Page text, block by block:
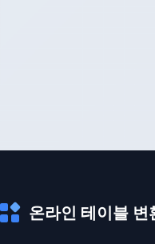
온라인 테이블 변